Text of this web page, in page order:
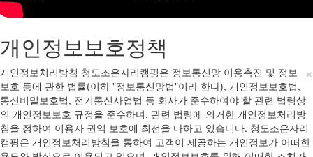
개인정보보호정책
×
개인정보처리방침 청도조은자리캠핑은 정보통신망 이용촉진 및 정보
보호 등에 관한 법률(이하 "정보통신망법"이라 한다), 개인정보보호법,
통신비밀보호법, 전기통신사업법 등 회사가 준수하여야 할 관련 법령상
의 개인정보보호 규정을 준수하며, 관련 법령에 의거한 개인정보처리방
침을 정하여 이용자 권익 보호에 최선을 다하고 있습니다. 청도조은자리
캠핑은 개인정보처리방침을 통하여 고객이 제공하는 개인정보가 어떠한